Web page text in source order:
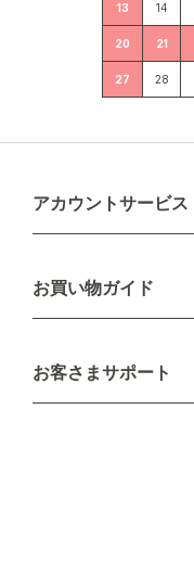
13 14
20 21
27 28
アカウントサービス
新規会員登録
お買い物ガイド
配送について
不良品・返品について
お客さまサポート